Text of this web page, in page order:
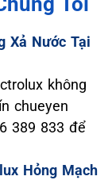
Xả Nước Tại
không
chueyen
389 833 để
Hỏng Mạch